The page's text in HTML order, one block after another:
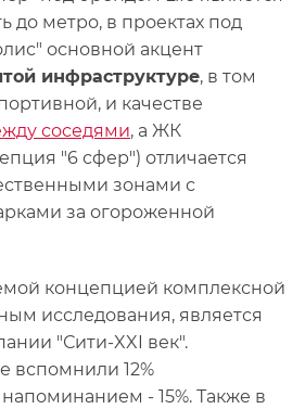
до метро, в проектах под
основной акцент
инфраструктуре, в том
и качестве
соседями, а ЖК
"6 сфер") отличается
зонами с
за огороженной
концепцией комплексной
исследования, является
"Сити-XXI век".
вспомнили 12%
- 15%. Также в